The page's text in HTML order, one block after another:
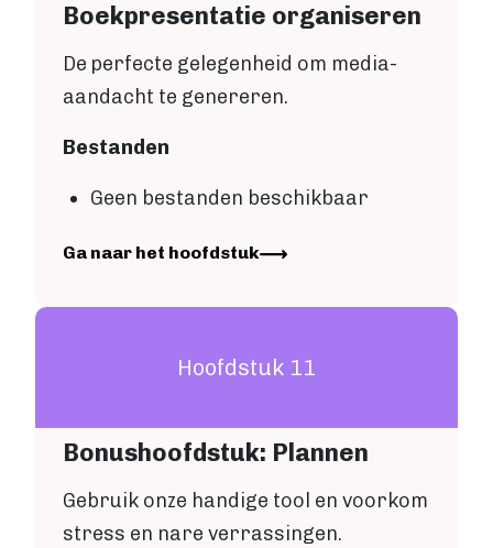
Boekpresentatie organiseren
De perfecte gelegenheid om media-
aandacht te genereren.
Bestanden
Geen bestanden beschikbaar
Image
Ga naar het hoofdstuk
Hoofdstuk 11
Bonushoofdstuk: Plannen
Gebruik onze handige tool en voorkom
stress en nare verrassingen.